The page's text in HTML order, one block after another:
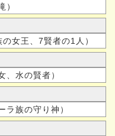
）
女王、7賢者の1人）
、水の賢者）
ラ族の守り神）